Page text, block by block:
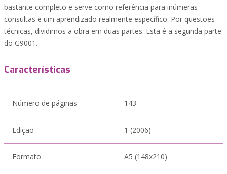
bastante completo e serve como referência para inúmeras
consultas e um aprendizado realmente específico. Por questões
técnicas, dividimos a obra em duas partes. Esta é a segunda parte
do G9001.
Características
Número de páginas 143
Edição 1 (2006)
Formato A5 (148x210)